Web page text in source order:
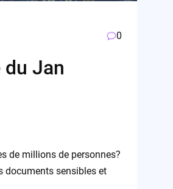
0
Jan
de millions de personnes?
documents sensibles et